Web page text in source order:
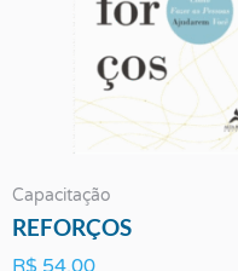
Capacitação
REFORÇOS
R$ 54,00